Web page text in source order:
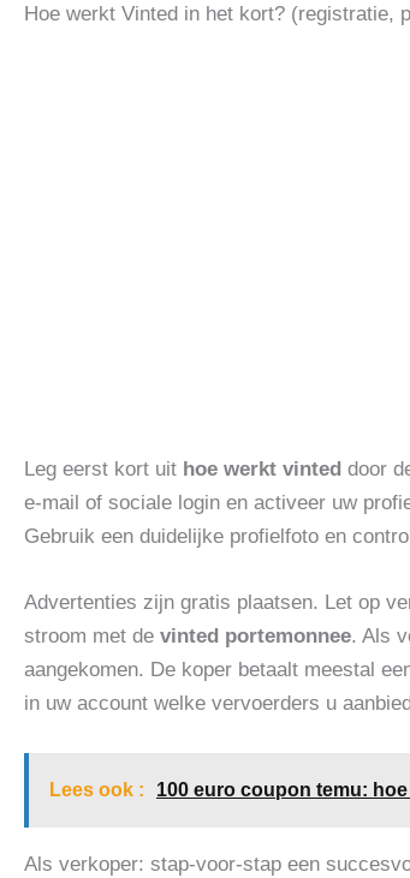
Hoe werkt Vinted in het kort? (registratie,
Leg eerst kort uit hoe werkt vinted door
e‑mail of sociale login en activeer uw
Gebruik een duidelijke profielfoto en
Advertenties zijn gratis plaatsen. Let op
stroom met de vinted portemonnee. Als
aangekomen. De koper betaalt meestal
in uw account welke vervoerders u
Lees ook : 100 euro coupon temu:
Als verkoper: stap-voor-stap een